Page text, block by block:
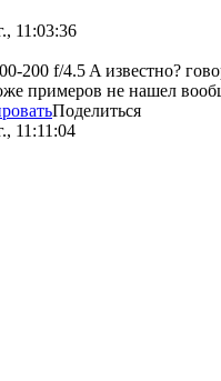
11:03:36
200 f/4.5 A известно?
примеров не нашел
Поделиться
11:11:04